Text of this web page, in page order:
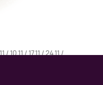
17.11./ 24.11./